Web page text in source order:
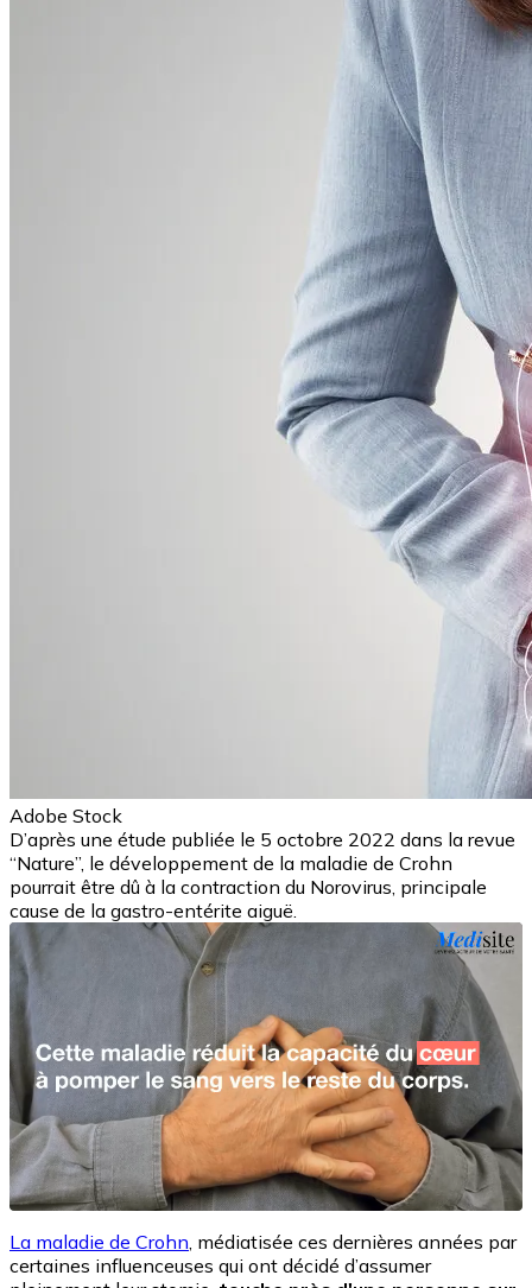
Adobe Stock
D’après une étude publiée le 5 octobre 2022 dans la revue
“Nature”, le développement de la maladie de Crohn
pourrait être dû à la contraction du Norovirus, principale
cause de la gastro-entérite aiguë.
La maladie de Crohn, médiatisée ces dernières années par
certaines influenceuses qui ont décidé d’assumer